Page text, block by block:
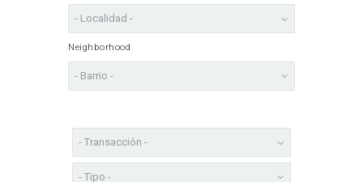
Neighborhood